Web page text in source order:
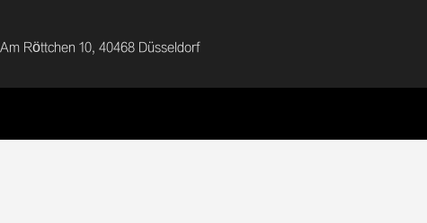
Röttchen 10, 40468 Düsseldorf